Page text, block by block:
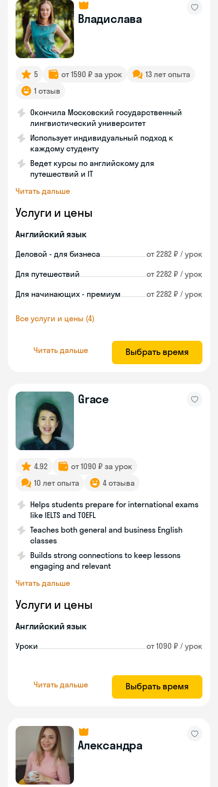
Владислава
5 от 1590 ₽ за урок
13 лет опыта
1 отзыв
Окончила Московский государственный
лингвистический университет
Использует индивидуальный подход к
каждому студенту
Ведет курсы по английскому для
путешествий и IT
Читать дальше
Услуги и цены
Английский язык
Деловой - для бизнеса от 2282 ₽ / урок
Для путешествий от 2282 ₽ / урок
Для начинающих - премиум от 2282 ₽ / урок
Все услуги и цены (4)
Читать дальше Выбрать время
Grace
4.92
от 1090 ₽ за урок
10 лет опыта
4 отзыва
Helps students prepare for international exams
like IELTS and TOEFL
Teaches both general and business English
classes
Builds strong connections to keep lessons
engaging and relevant
Читать дальше
Услуги и цены
Английский язык
Уроки от 1090 ₽ / урок
Читать дальше Выбрать время
Александра